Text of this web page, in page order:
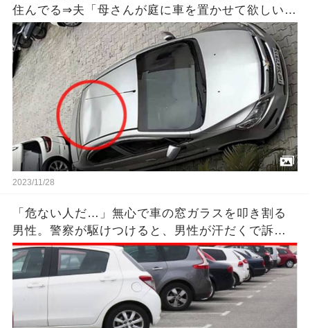
住んでる⇒夫「母さんが庭に車を置かせて欲しいっ
て言うから庭つぶすね」私「無理だよ」⇒さらなる
ﾏｼﾞｷﾁ提案が待っていた…
2023/11/28
「危ない人だ…」無心で車の窓ガラスを叩き割る
男性。警察が駆けつけると、男性が汗だくで訴え
た内容はあまりにも悲惨だった。